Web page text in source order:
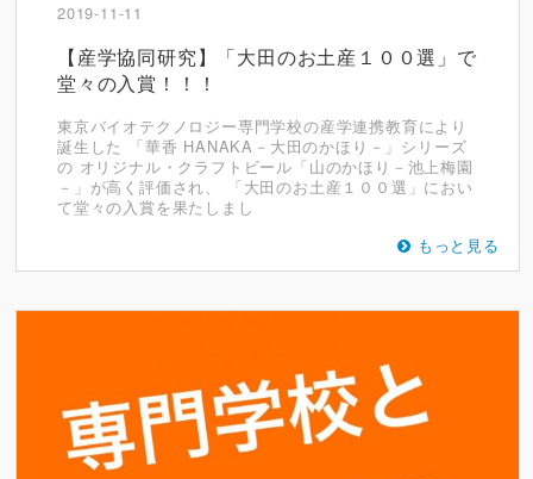
2019-11-11
【産学協同研究】「大田のお土産１００選」で
堂々の入賞！！！
東京バイオテクノロジー専門学校の産学連携教育により
誕生した 「華香 HANAKA－大田のかほり－」シリーズ
の オリジナル・クラフトビール「山のかほり－池上梅園
－」が高く評価され、 「大田のお土産１００選」におい
て堂々の入賞を果たしまし
もっと見る